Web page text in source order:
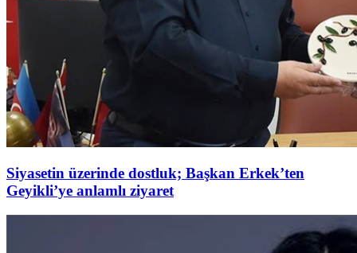
Siyasetin üzerinde dostluk; Başkan Erkek’ten
Geyikli’ye anlamlı ziyaret